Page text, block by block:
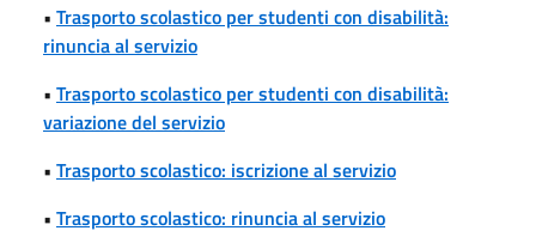
• Trasporto scolastico per studenti con disabilità:
rinuncia al servizio
• Trasporto scolastico per studenti con disabilità:
variazione del servizio
• Trasporto scolastico: iscrizione al servizio
• Trasporto scolastico: rinuncia al servizio